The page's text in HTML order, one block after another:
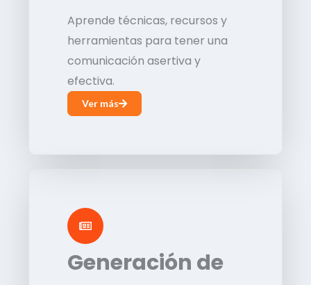
Aprende técnicas, recursos y
herramientas para tener una
comunicación asertiva y
efectiva.
Ver más
Generación de